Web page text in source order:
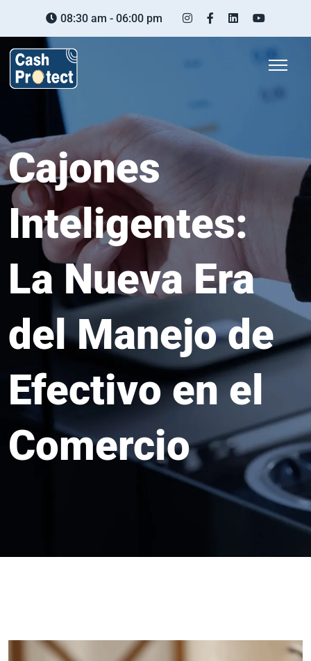
08:30 am - 06:00 pm
Cajones
Inteligentes:
La Nueva Era
del Manejo de
Efectivo en el
Comercio